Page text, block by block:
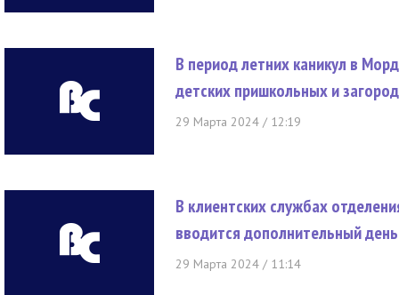
В период летних каникул в
детских пришкольных и
29 Марта 2024 / 12:19
В клиентских службах
вводится дополнительный
29 Марта 2024 / 11:14